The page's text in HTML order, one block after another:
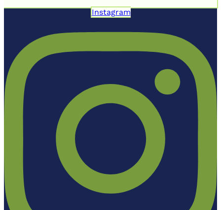
Instagram